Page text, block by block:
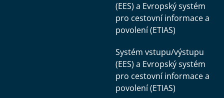
(EES) a Evropský systém
pro cestovní informace a
povolení (ETIAS)
Systém vstupu/výstupu
(EES) a Evropský systém
pro cestovní informace a
povolení (ETIAS)